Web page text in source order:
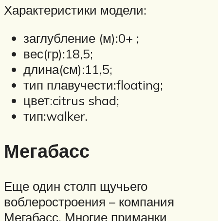
Характеристики модели:
заглубление (м):0+ ;
вес(гр):18,5;
длина(см):11,5;
тип плавучести:floating;
цвет:citrus shad;
тип:walker.
Мегабасс
Еще один столп щучьего
воблеростроения – компания
Мегабасс. Многие приманки